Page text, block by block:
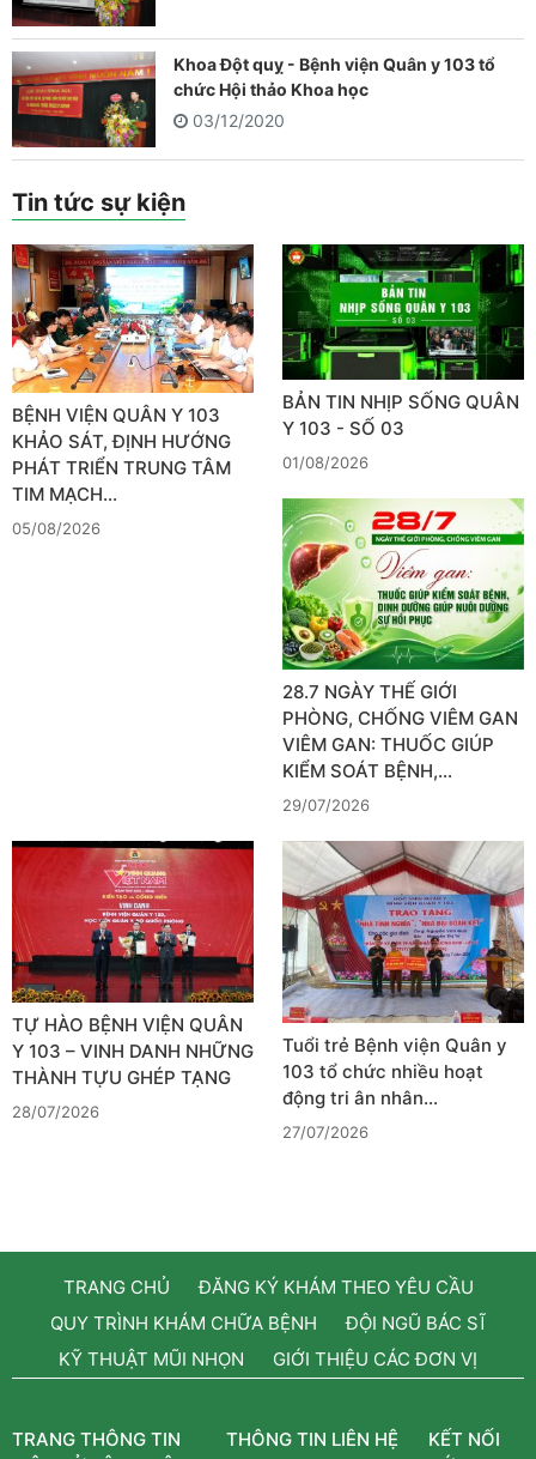
Khoa Đột quỵ - Bệnh viện Quân y 103 tổ
chức Hội thảo Khoa học
03/12/2020
Tin tức sự kiện
BỆNH VIỆN QUÂN Y 103
KHẢO SÁT, ĐỊNH HƯỚNG
PHÁT TRIỂN TRUNG TÂM
TIM MẠCH…
05/08/2026
BẢN TIN NHỊP SỐNG QUÂN
Y 103 - SỐ 03
01/08/2026
28.7 NGÀY THẾ GIỚI
PHÒNG, CHỐNG VIÊM GAN
VIÊM GAN: THUỐC GIÚP
KIỂM SOÁT BỆNH,…
29/07/2026
TỰ HÀO BỆNH VIỆN QUÂN
Y 103 – VINH DANH NHỮNG
THÀNH TỰU GHÉP TẠNG
28/07/2026
Tuổi trẻ Bệnh viện Quân y
103 tổ chức nhiều hoạt
động tri ân nhân…
27/07/2026
TRANG CHỦ
ĐĂNG KÝ KHÁM THEO YÊU CẦU
QUY TRÌNH KHÁM CHỮA BỆNH
ĐỘI NGŨ BÁC SĨ
KỸ THUẬT MŨI NHỌN
GIỚI THIỆU CÁC ĐƠN VỊ
TRANG THÔNG TIN
THÔNG TIN LIÊN HỆ
KẾT NỐI